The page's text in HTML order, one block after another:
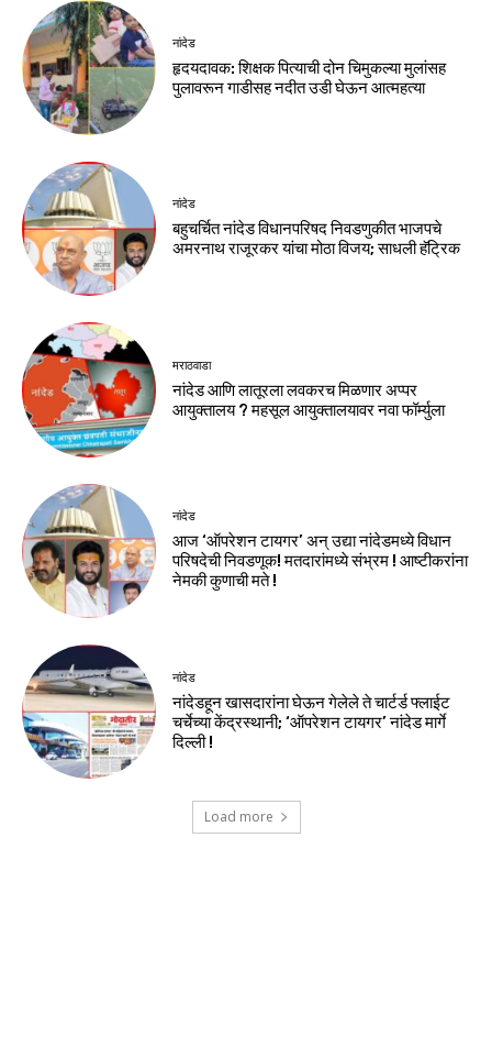
नांदेड
हृदयदावक: शिक्षक पित्याची दोन चिमुकल्या मुलांसह
पुलावरून गाडीसह नदीत उडी घेऊन आत्महत्या
नांदेड
बहुचर्चित नांदेड विधानपरिषद निवडणुकीत भाजपचे
अमरनाथ राजूरकर यांचा मोठा विजय; साधली हॅट्रिक
मराठवाडा
नांदेड आणि लातूरला लवकरच मिळणार अप्पर
आयुक्तालय ? महसूल आयुक्तालयावर नवा फॉर्म्युला
नांदेड
आज ‘ऑपरेशन टायगर’ अन् उद्या नांदेडमध्ये विधान
परिषदेची निवडणूक! मतदारांमध्ये संभ्रम ! आष्टीकरांना
नेमकी कुणाची मते !
नांदेड
नांदेडहून खासदारांना घेऊन गेलेले ते चार्टर्ड फ्लाईट
चर्चेच्या केंद्रस्थानी; ‘ऑपरेशन टायगर’ नांदेड मार्गे
दिल्ली !
Load more